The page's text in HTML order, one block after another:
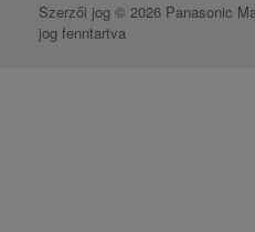
Szerzői jog © 2026 Panasonic
jog fenntartva